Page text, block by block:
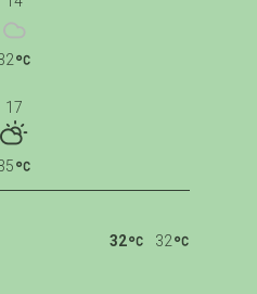
17
32
32